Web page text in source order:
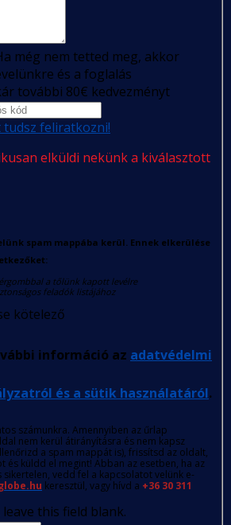
még nem tetted meg, akkor
és a foglalás
további 80€ kedvezményt
feliratkozni!
elküldi nekünk a kiválasztott
spam mappába kerül. Ennek elkerülése
a tőlünk kapott levélre
feladók listájához
kötelező
információ az adatvédelmi
és a sütik használatáról.
számunkra. Amennyiben az űrlap
nem kerül átirányításra és nem kapsz
a spam mappát is), frissítsd az oldalt,
és küldd el megint! Abban az esetben, ha az
vedd fel a kapcsolatot velünk e-
keresztül, vagy hívd a +36 30 311
this field blank.